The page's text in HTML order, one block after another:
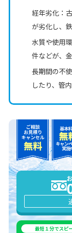
経年劣化：
が劣化し、
水質や使用
件などが、
長期間の不
したり、管
最短１分でスピ